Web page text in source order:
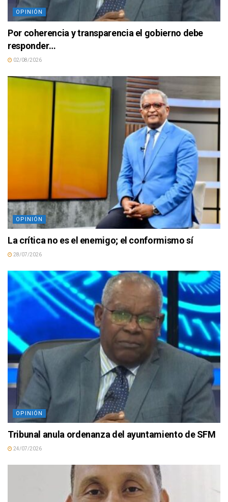
OPINIÓN
Por coherencia y transparencia el gobierno debe
responder…
02/08/2026
OPINIÓN
La crítica no es el enemigo; el conformismo sí
28/07/2026
OPINIÓN
Tribunal anula ordenanza del ayuntamiento de SFM
24/07/2026